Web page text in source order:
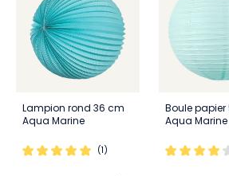
Lampion rond 36 cm
Aqua Marine
(1)
Boule
Aqua Marine